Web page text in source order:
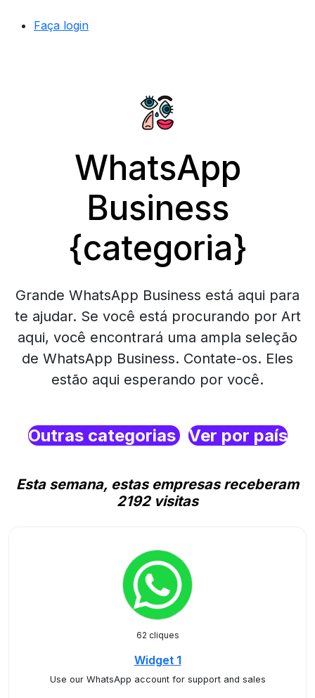
Faça login
WhatsApp
Business
{categoria}
Grande WhatsApp Business está aqui para
te ajudar. Se você está procurando por Art
aqui, você encontrará uma ampla seleção
de WhatsApp Business. Contate-os. Eles
estão aqui esperando por você.
Outras categorias Ver por país
Esta semana, estas empresas receberam
2192 visitas
62 cliques
Widget 1
Use our WhatsApp account for support and sales